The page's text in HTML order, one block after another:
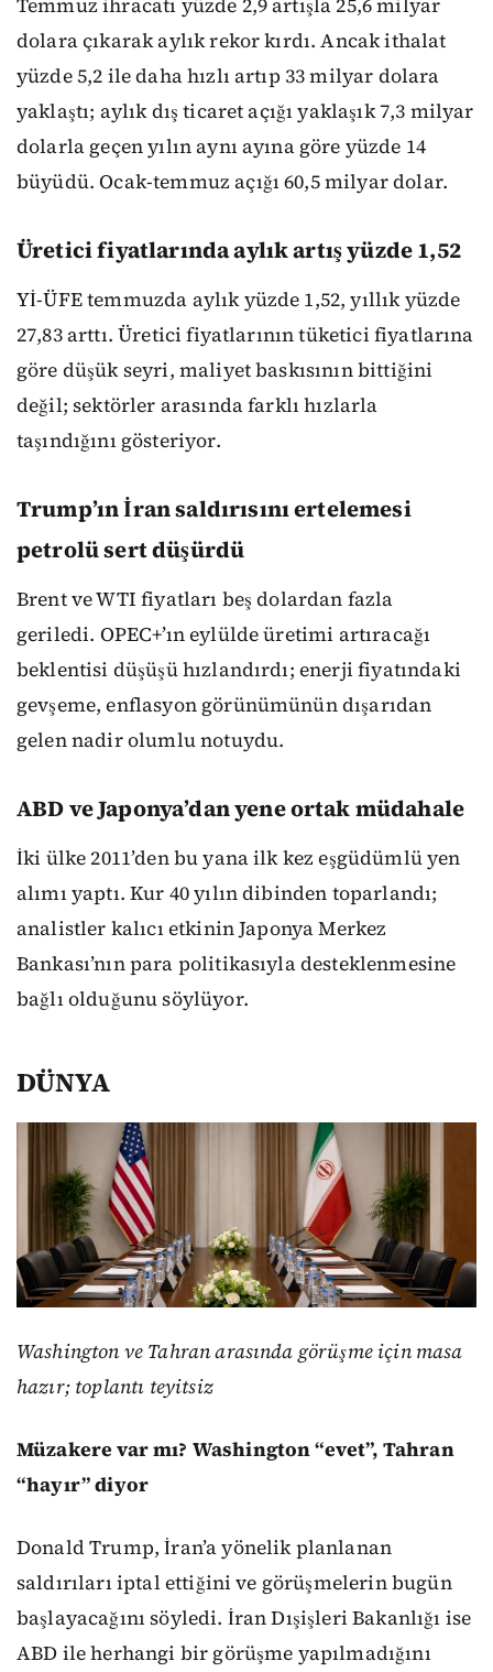
dolara çıkarak aylık rekor kırdı. Ancak ithalat
yüzde 5,2 ile daha hızlı artıp 33 milyar dolara
yaklaştı; aylık dış ticaret açığı yaklaşık 7,3 milyar
dolarla geçen yılın aynı ayına göre yüzde 14
büyüdü. Ocak-temmuz açığı 60,5 milyar dolar.
Üretici fiyatlarında aylık artış yüzde 1,52
Yİ-ÜFE temmuzda aylık yüzde 1,52, yıllık yüzde
27,83 arttı. Üretici fiyatlarının tüketici fiyatlarına
göre düşük seyri, maliyet baskısının bittiğini
değil; sektörler arasında farklı hızlarla
taşındığını gösteriyor.
Trump’ın İran saldırısını ertelemesi
petrolü sert düşürdü
Brent ve WTI fiyatları beş dolardan fazla
geriledi. OPEC+’ın eylülde üretimi artıracağı
beklentisi düşüşü hızlandırdı; enerji fiyatındaki
gevşeme, enflasyon görünümünün dışarıdan
gelen nadir olumlu notuydu.
ABD ve Japonya’dan yene ortak müdahale
İki ülke 2011’den bu yana ilk kez eşgüdümlü yen
alımı yaptı. Kur 40 yılın dibinden toparlandı;
analistler kalıcı etkinin Japonya Merkez
Bankası’nın para politikasıyla desteklenmesine
bağlı olduğunu söylüyor.
DÜNYA
Washington ve Tahran arasında görüşme için masa
hazır; toplantı teyitsiz
Müzakere var mı? Washington “evet”, Tahran
“hayır” diyor
Donald Trump, İran’a yönelik planlanan
saldırıları iptal ettiğini ve görüşmelerin bugün
başlayacağını söyledi. İran Dışişleri Bakanlığı ise
ABD ile herhangi bir görüşme yapılmadığını